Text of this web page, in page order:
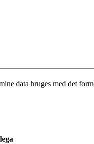
data bruges med det